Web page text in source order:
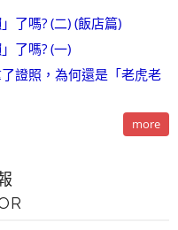
了嗎? (二) (飯店篇)
了嗎? (一)
證照，為何還是「老虎老
more